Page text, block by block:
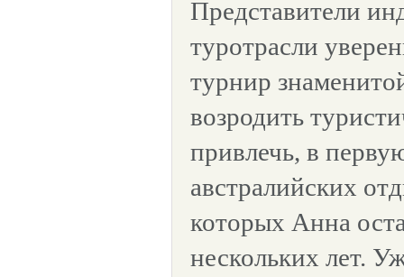
Представители
туротрасли
турнир
возродить
привлечь, в
австралийских
которых Анна
нескольких лет.